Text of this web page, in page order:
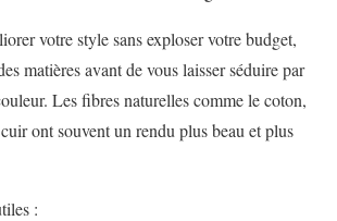
votre style sans exploser votre budget,
matières avant de vous laisser séduire par
Les fibres naturelles comme le coton,
ont souvent un rendu plus beau et plus
: